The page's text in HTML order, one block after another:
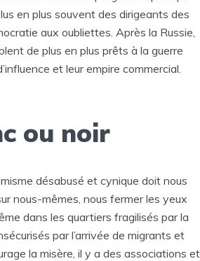
en plus souvent des dirigeants des
aux oubliettes. Après la Russie,
de plus en plus prêts à la guerre
et leur empire commercial.
ou noir
désabusé et cynique doit nous
nous-mêmes, nous fermer les yeux
dans les quartiers fragilisés par la
par l’arrivée de migrants et
la misère, il y a des associations et